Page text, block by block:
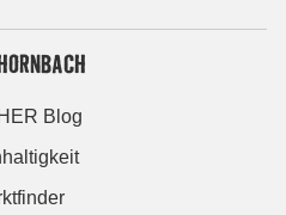
Blog